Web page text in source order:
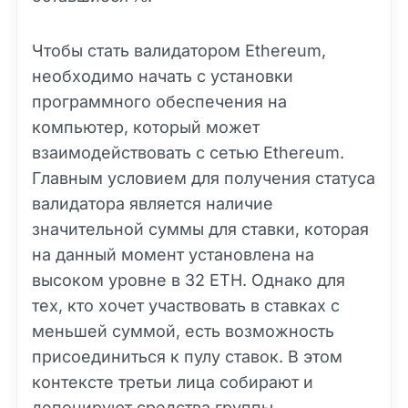
Чтобы стать валидатором Ethereum,
необходимо начать с установки
программного обеспечения на
компьютер, который может
взаимодействовать с сетью Ethereum.
Главным условием для получения статуса
валидатора является наличие
значительной суммы для ставки, которая
на данный момент установлена на
высоком уровне в 32 ETH. Однако для
тех, кто хочет участвовать в ставках с
меньшей суммой, есть возможность
присоединиться к пулу ставок. В этом
контексте третьи лица собирают и